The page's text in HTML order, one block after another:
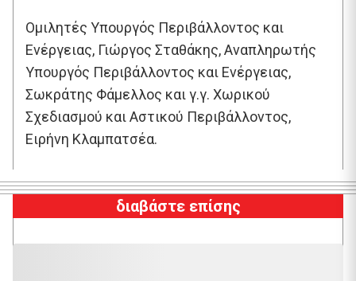
Ομιλητές Υπουργός Περιβάλλοντος και
Ενέργειας, Γιώργος Σταθάκης, Αναπληρωτής
Υπουργός Περιβάλλοντος και Ενέργειας,
Σωκράτης Φάμελλος και γ.γ. Χωρικού
Σχεδιασμού και Αστικού Περιβάλλοντος,
Ειρήνη Κλαμπατσέα.
διαβάστε επίσης